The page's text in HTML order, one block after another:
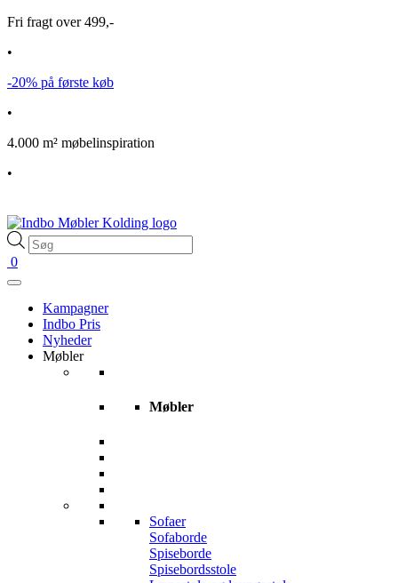
Fri fragt over 499,-
•
-20% på første køb
•
4.000 m² møbelinspiration
•
Products
search
0
Kampagner
Indbo Pris
Nyheder
Møbler
Møbler
Sofaer
Sofaborde
Spiseborde
Spisebordsstole